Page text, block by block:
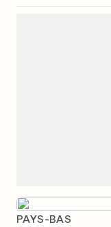
PAYS-BAS